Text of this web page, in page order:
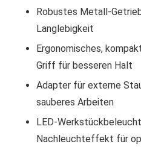
Robustes Metall-
Langlebigkeit
Ergonomisches,
Griff für besseren Halt
Adapter für externe
sauberes Arbeiten
LED-
Nachleuchteffekt für